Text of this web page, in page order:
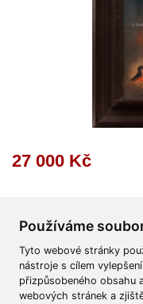
Používáme
Tyto webové stránky
nástroje s cílem
přizpůsobeného obsahu
webových stránek a
27 000 Kč
Všeobecné obchodní